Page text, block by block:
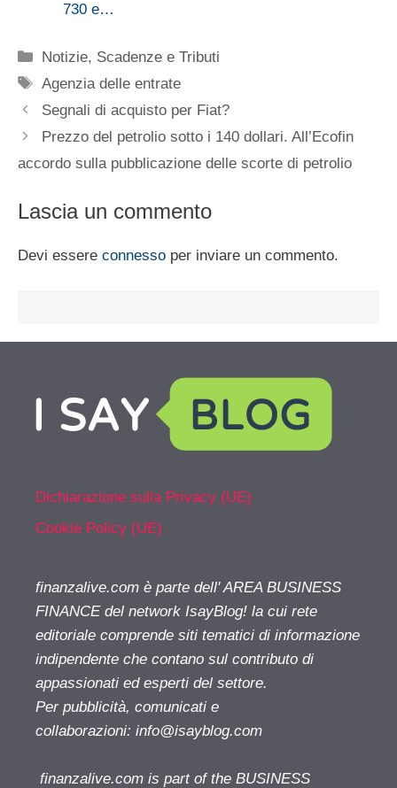
730 e…
Categorie
Notizie, Scadenze e Tributi
Tag
Agenzia delle entrate
Segnali di acquisto per Fiat?
Prezzo del petrolio sotto i 140 dollari. All’Ecofin
accordo sulla pubblicazione delle scorte di petrolio
Lascia un commento
Devi essere connesso per inviare un commento.
Dichiarazione sulla Privacy (UE)
Cookie Policy (UE)
finanzalive.com è parte dell' AREA BUSINESS
FINANCE del network IsayBlog! la cui rete
editoriale comprende siti tematici di informazione
indipendente che contano sul contributo di
appassionati ed esperti del settore.
Per pubblicità, comunicati e
collaborazioni: info@isayblog.com
finanzalive.com is part of the BUSINESS